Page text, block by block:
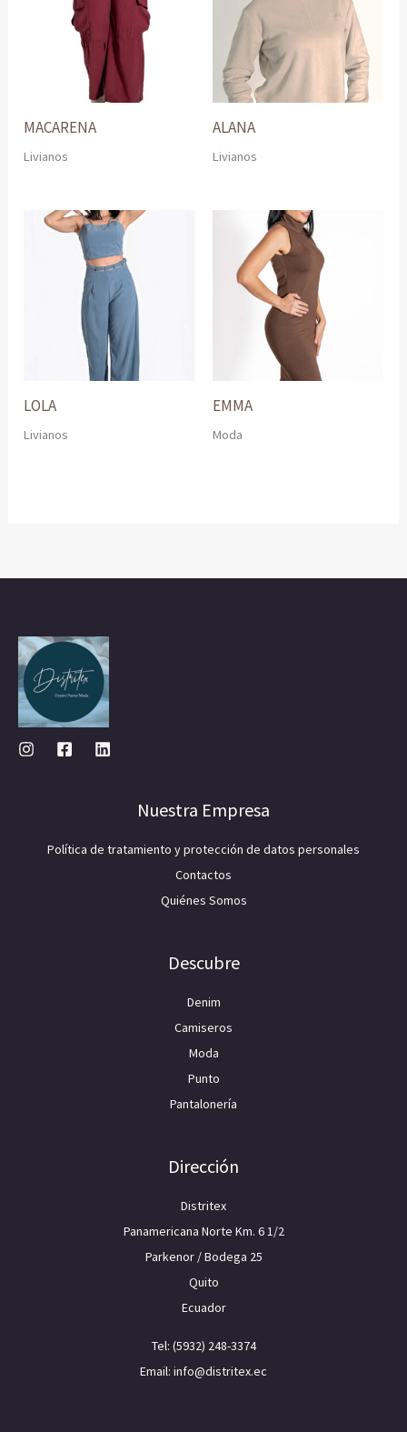
MACARENA
Livianos
ALANA
Livianos
LOLA
Livianos
EMMA
Moda
Nuestra Empresa
Política de tratamiento y protección de datos personales
Contactos
Quiénes Somos
Descubre
Denim
Camiseros
Moda
Punto
Pantalonería
Dirección
Distritex
Panamericana Norte Km. 6 1/2
Parkenor / Bodega 25
Quito
Ecuador
Tel: (5932) 248-3374
Email: info@distritex.ec